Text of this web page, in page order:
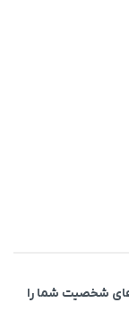
شخصیت شما را